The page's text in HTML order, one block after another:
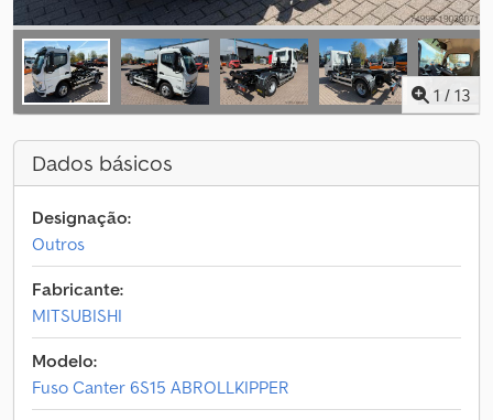
1 / 13
Dados básicos
Designação:
Outros
Fabricante:
MITSUBISHI
Modelo:
Fuso Canter 6S15 ABROLLKIPPER